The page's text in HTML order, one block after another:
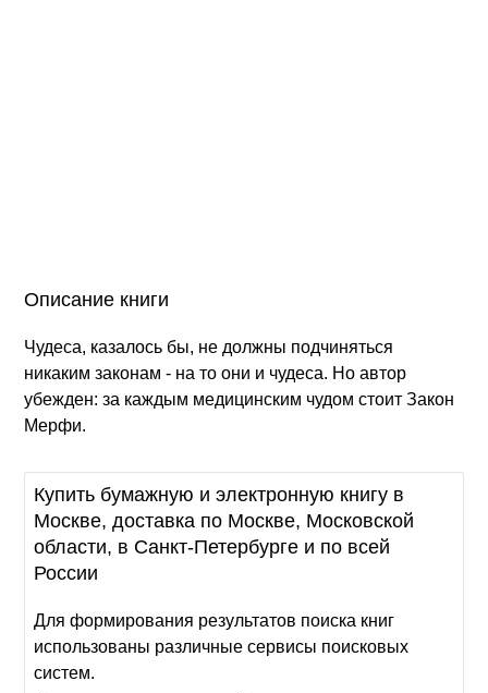
Описание книги
Чудеса, казалось бы, не должны подчиняться
никаким законам - на то они и чудеса. Но автор
убежден: за каждым медицинским чудом стоит Закон
Мерфи.
Купить бумажную и электронную книгу в
Москве, доставка по Москве, Московской
области, в Санкт-Петербурге и по всей
России
Для формирования результатов поиска книг
использованы различные сервисы поисковых
систем.